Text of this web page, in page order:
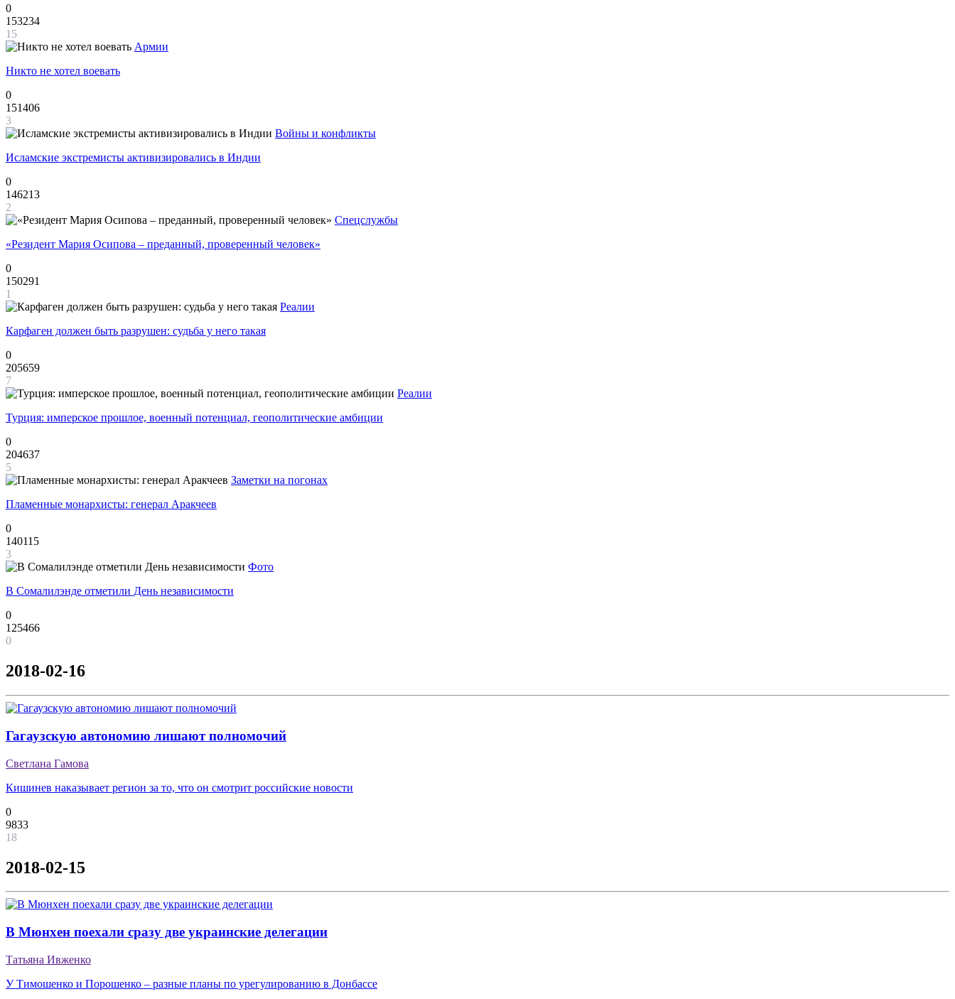
0
153234
15
Армии
Никто не хотел воевать
0
151406
3
Войны и конфликты
Исламские экстремисты активизировались в Индии
0
146213
2
Спецслужбы
«Резидент Мария Осипова – преданный, проверенный человек»
0
150291
1
Реалии
Карфаген должен быть разрушен: судьба у него такая
0
205659
7
Реалии
Турция: имперское прошлое, военный потенциал, геополитические амбиции
0
204637
5
Заметки на погонах
Пламенные монархисты: генерал Аракчеев
0
140115
3
Фото
В Сомалилэнде отметили День независимости
0
125466
0
2018-02-16
Гагаузскую автономию лишают полномочий
Светлана Гамова
Кишинев наказывает регион за то, что он смотрит российские новости
0
9833
18
2018-02-15
В Мюнхен поехали сразу две украинские делегации
Татьяна Ивженко
У Тимошенко и Порошенко – разные планы по урегулированию в Донбассе